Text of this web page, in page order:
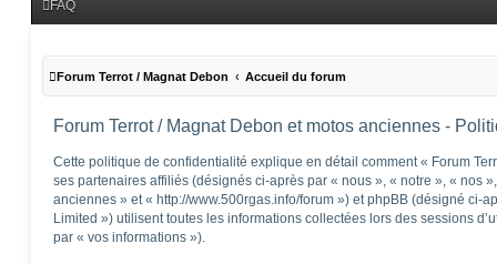
FAQ
Forum Terrot / Magnat Debon Accueil du forum
Forum Terrot / Magnat Debon et motos anciennes -
Cette politique de confidentialité explique en détail comment « Forum
ses partenaires affiliés (désignés ci-après par « nous », « notre », « nos
anciennes » et « http://www.500rgas.info/forum ») et phpBB (désigné ci-
Limited ») utilisent toutes les informations collectées lors des sessions
par « vos informations »).